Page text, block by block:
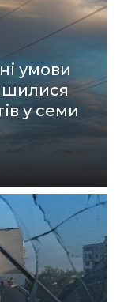
умови
у семи